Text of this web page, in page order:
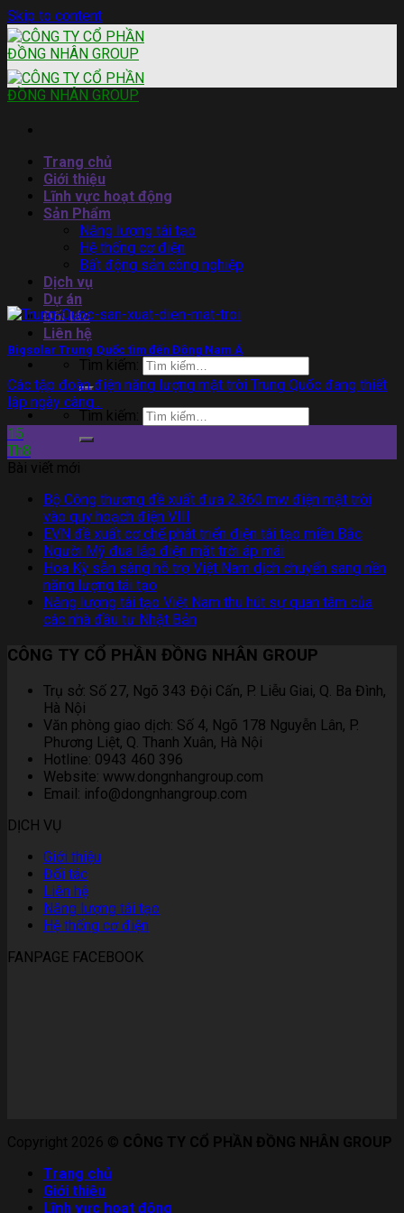
Skip to content
Trang chủ
Giới thiệu
Lĩnh vực hoạt động
Sản Phẩm
Năng lượng tái tạo
Hệ thống cơ điện
Bất động sản công nghiệp
Dịch vụ
Dự án
Đối tác
Liên hệ
Tìm kiếm:
Tìm kiếm:
Bigsolar Trung Quốc tìm đến Đông Nam Á
Các tập đoàn điện năng lượng mặt trời Trung Quốc đang thiết
lập ngày càng...
15
Th8
Bài viết mới
Bộ Công thương đề xuất đưa 2.360 mw điện mặt trời
vào quy hoạch điện VIII
EVN đề xuất cơ chế phát triển điện tái tạo miền Bắc
Người Mỹ đua lắp điện mặt trời áp mái
Hoa Kỳ sẵn sàng hỗ trợ Việt Nam dịch chuyển sang nền
năng lượng tái tạo
Năng lượng tái tạo Việt Nam thu hút sự quan tâm của
các nhà đầu tư Nhật Bản
CÔNG TY CỔ PHẦN ĐỒNG NHÂN GROUP
Trụ sở: Số 27, Ngõ 343 Đội Cấn, P. Liễu Giai, Q. Ba Đình,
Hà Nội
Văn phòng giao dịch: Số 4, Ngõ 178 Nguyễn Lân, P.
Phương Liệt, Q. Thanh Xuân, Hà Nội
Hotline: 0943 460 396
Website: www.dongnhangroup.com
Email: info@dongnhangroup.com
DỊCH VỤ
Giới thiệu
Đối tác
Liên hệ
Năng lượng tái tạo
Hệ thống cơ điện
FANPAGE FACEBOOK
Copyright 2026 © CÔNG TY CỔ PHẦN ĐỒNG NHÂN GROUP
Trang chủ
Giới thiệu
Lĩnh vực hoạt động